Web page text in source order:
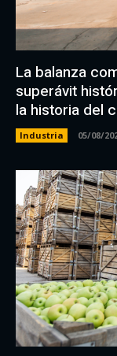
La balanza
superávit
la historia del
Industria 05/08/